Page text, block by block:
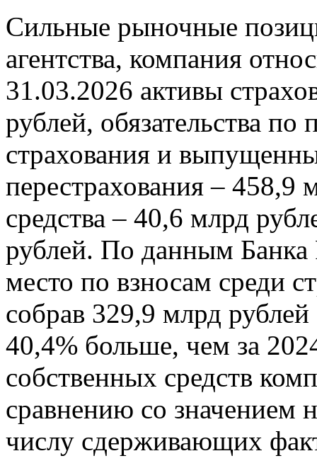
Сильные рыночные
агентства, компания
31.03.2026 активы
рублей, обязательства
страхования и
перестрахования – 458,9
средства – 40,6 млрд
рублей. По данным Банка
место по взносам среди
собрав 329,9 млрд
40,4% больше, чем за
собственных средств
сравнению со значением
числу сдерживающих